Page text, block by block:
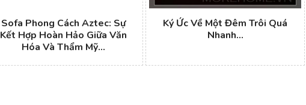
Sofa Phong Cách Aztec: Sự
Kết Hợp Hoàn Hảo Giữa Văn
Hóa Và Thẩm Mỹ...
Ký Ức Về Một Đêm Trôi Quá
Nhanh...